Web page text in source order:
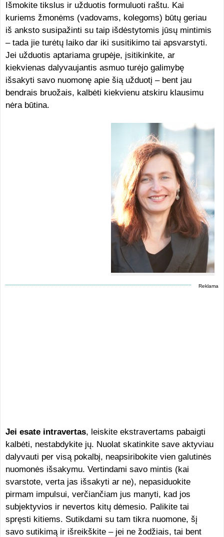
Išmokite tikslus ir užduotis formuluoti raštu. Kai
kuriems žmonėms (vadovams, kolegoms) būtų geriau
iš anksto susipažinti su taip išdėstytomis jūsų mintimis
– tada jie turėtų laiko dar iki susitikimo tai apsvarstyti.
Jei užduotis aptariama grupėje, įsitikinkite, ar
kiekvienas dalyvaujantis asmuo turėjo galimybę
išsakyti savo nuomonę apie šią užduotį – bent jau
bendrais bruožais, kalbėti kiekvienu atskiru klausimu
nėra būtina.
Reklama
Jei esate intravertas, leiskite ekstravertams pabaigti
kalbėti, nestabdykite jų. Nuolat skatinkite save aktyviau
dalyvauti per visą pokalbį, neapsiribokite vien galutinės
nuomonės išsakymu. Vertindami savo mintis (kai
svarstote, verta jas išsakyti ar ne), nepasiduokite
pirmam impulsui, verčiančiam jus manyti, kad jos
subjektyvios ir nevertos kitų dėmesio. Palikite tai
spręsti kitiems. Sutikdami su tam tikra nuomone, šį
savo sutikimą ir išreikškite – jei ne žodžiais, tai bent